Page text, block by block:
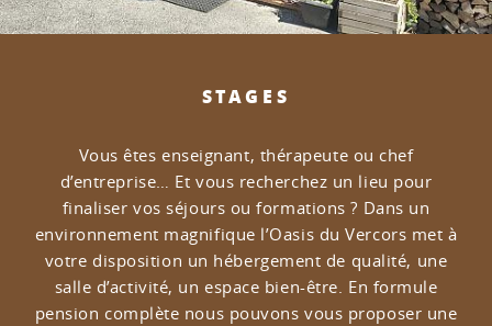
STAGES
Vous êtes enseignant, thérapeute ou chef
d’entreprise… Et vous recherchez un lieu pour
finaliser vos séjours ou formations ? Dans un
environnement magnifique l’Oasis du Vercors met à
votre disposition un hébergement de qualité, une
salle d’activité, un espace bien-être. En formule
pension complète nous pouvons vous proposer une